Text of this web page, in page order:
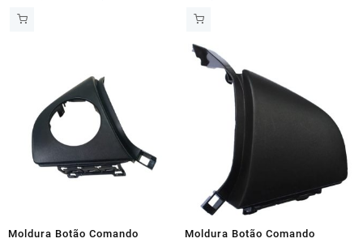
Moldura Botão Comando
Moldura Botão Comando